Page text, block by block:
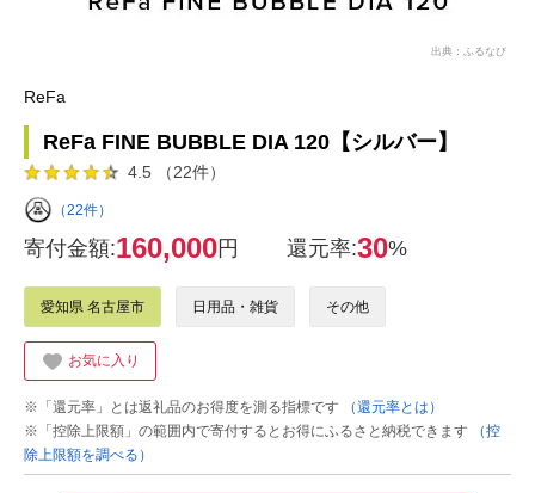
出典：ふるなび
ReFa
ReFa FINE BUBBLE DIA 120【シルバー】
4.5 （22件）
（22件）
寄付金額:160,000円 還元率:30%
愛知県 名古屋市 日用品・雑貨 その他
お気に入り
※「還元率」とは返礼品のお得度を測る指標です
（還元率とは）
※「控除上限額」の範囲内で寄付するとお得にふるさと納税できます
（控
除上限額を調べる）